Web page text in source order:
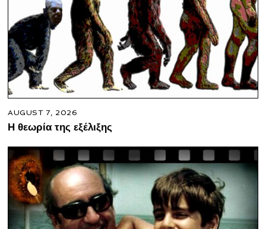
AUGUST 7, 2026
Η θεωρία της εξέλιξης